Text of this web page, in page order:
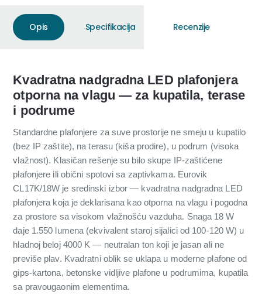
Opis Specifikacija Recenzije
Kvadratna nadgradna LED plafonjera
otporna na vlagu — za kupatila, terase
i podrume
Standardne plafonjere za suve prostorije ne smeju u kupatilo
(bez IP zaštite), na terasu (kiša prodire), u podrum (visoka
vlažnost). Klasičan rešenje su bilo skupe IP-zaštićene
plafonjere ili obični spotovi sa zaptivkama. Eurovik
CL17K/18W je sredinski izbor — kvadratna nadgradna LED
plafonjera koja je deklarisana kao otporna na vlagu i pogodna
za prostore sa visokom vlažnošću vazduha. Snaga 18 W
daje 1.550 lumena (ekvivalent staroj sijalici od 100-120 W) u
hladnoj beloj 4000 K — neutralan ton koji je jasan ali ne
previše plav. Kvadratni oblik se uklapa u moderne plafone od
gips-kartona, betonske vidljive plafone u podrumima, kupatila
sa pravougaonim elementima.